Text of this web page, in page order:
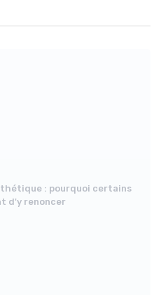
: pourquoi certains
d'y renoncer